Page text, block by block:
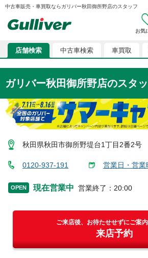
中古車販売・車買取ならガリバー秋田御所野店のスタッフ
お気
店舗検索 中古車検索 車買取
ガリバー秋田御所野店のスタ
秋田県秋田市御所野堤台1丁目2番2号
0120-937-191 営業日・営業
OPEN 現在営業中 営業終了 ： 20:00
ご来店後、お待たせせずにご案内
来店予約